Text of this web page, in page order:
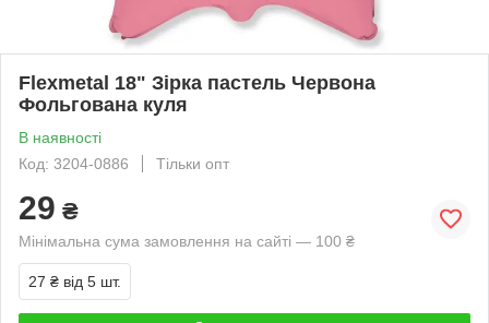
Flexmetal 18" Зірка пастель Червона
Фольгована куля
В наявності
Код: 3204-0886
Тільки опт
29 ₴
Мінімальна сума замовлення на сайті — 100 ₴
27 ₴ від 5 шт.